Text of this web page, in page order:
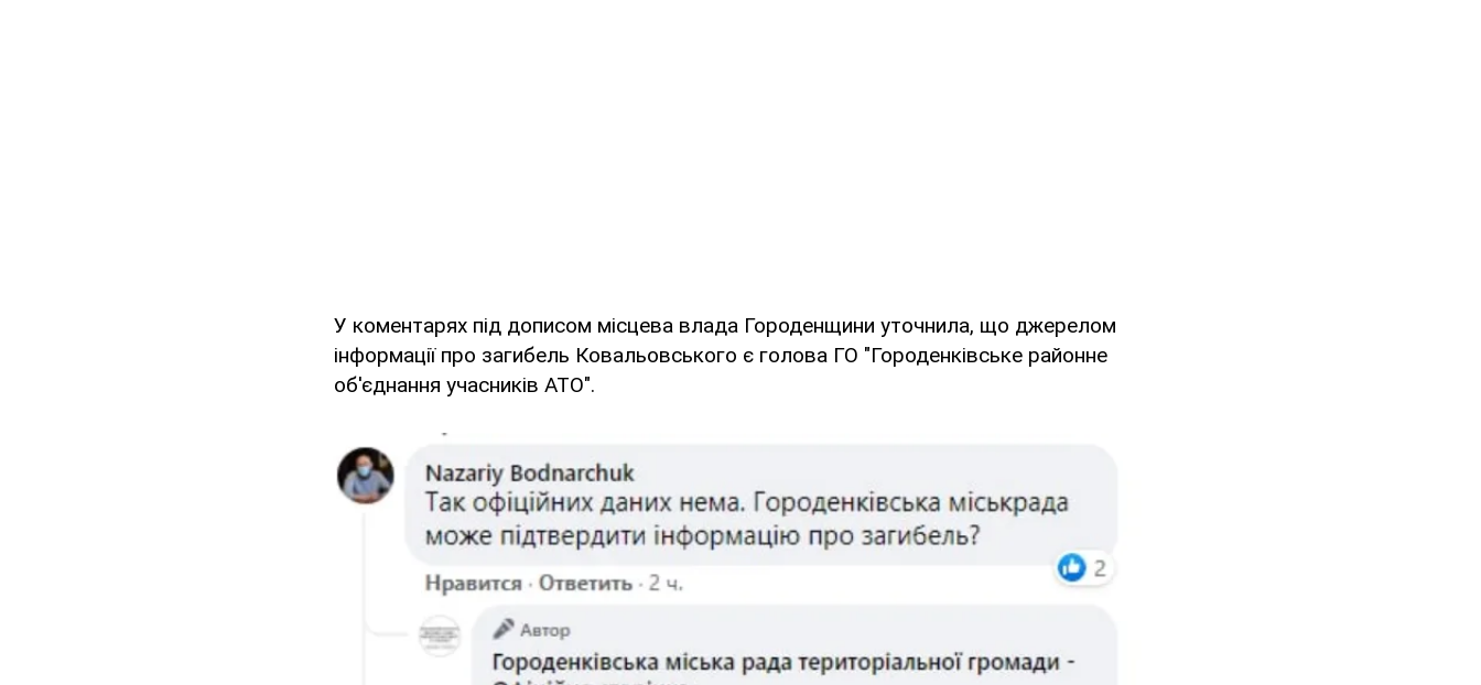
У коментарях під дописом місцева влада Городенщини уточнила, що джерелом
інформації про загибель Ковальовського є голова ГО "Городенківське районне
об'єднання учасників АТО".